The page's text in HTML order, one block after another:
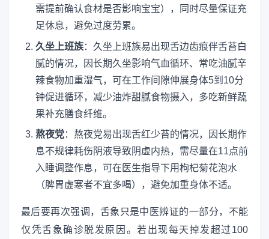
需提前确认食材是否影响宝宝），同时尽量保证充
足休息，避免过度劳累。
久坐上班族：久坐上班族易出现舌边齿痕伴舌苔白
腻的情况，因长期久坐影响气血循环、常吃油腻辛
辣食物加重湿气，可在工作间隙伸展身体5到10分
钟促进循环，减少油炸甜腻食物摄入，多吃新鲜蔬
果补充膳食纤维。
熬夜党：熬夜党易出现舌红少苔的情况，因长期作
息不规律耗伤阴液导致阴虚内热，需尽量在11点前
入睡调整作息，可在医生指导下用枸杞菊花泡水
（脾胃虚寒者不宜多喝），避免加重身体不适。
最后要再次强调，舌象只是中医辨证的一部分，不能
仅凭舌象确诊脱发原因。若出现每天掉发超过100